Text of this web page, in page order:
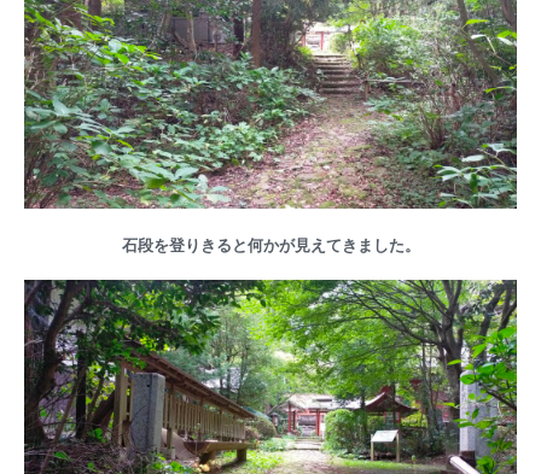
石段を登りきると何かが見えてきました。